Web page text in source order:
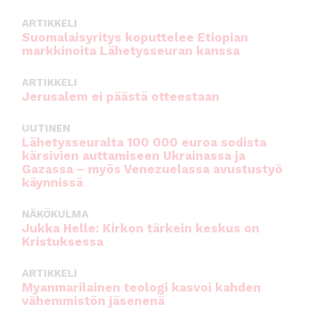
ARTIKKELI
Suomalaisyritys koputtelee Etiopian
markkinoita Lähetysseuran kanssa
ARTIKKELI
Jerusalem ei päästä otteestaan
UUTINEN
Lähetysseuralta 100 000 euroa sodista
kärsivien auttamiseen Ukrainassa ja
Gazassa – myös Venezuelassa avustustyö
käynnissä
NÄKÖKULMA
Jukka Helle: Kirkon tärkein keskus on
Kristuksessa
ARTIKKELI
Myanmarilainen teologi kasvoi kahden
vähemmistön jäsenenä